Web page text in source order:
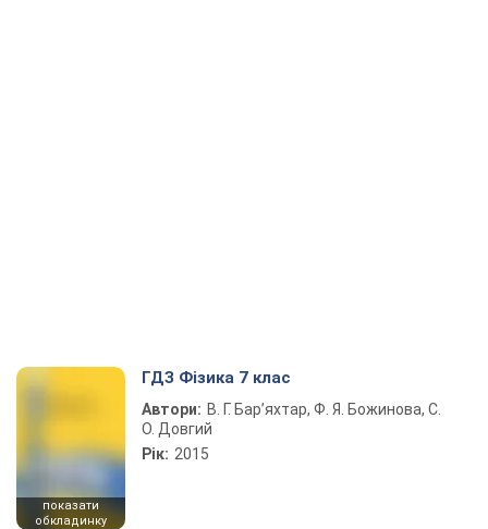
показати
обкладинку
ГДЗ Фізика 7 клас
Автори: В. Г. Бар’яхтар, Ф. Я. Божинова, С.
О. Довгий
Рік: 2015